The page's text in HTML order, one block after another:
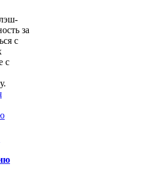
за
с
с